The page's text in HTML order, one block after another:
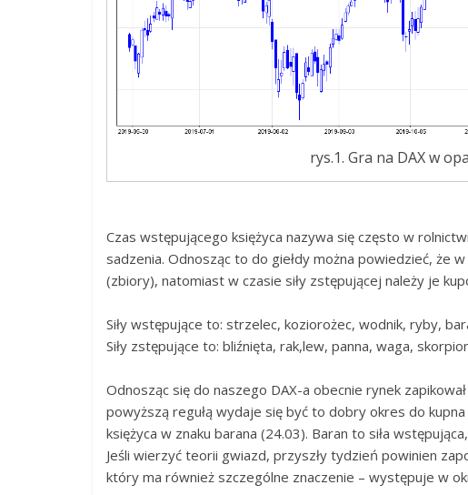
rys.1. Gra na DAX w
Czas wstępującego księżyca nazywa się często w
sadzenia. Odnosząc to do giełdy można powiedzieć, że
(zbiory), natomiast w czasie siły zstępującej należy je
Siły wstępujące to: strzelec, koziorożec, wodnik, ryby,
Siły zstępujące to: bliźnięta, rak,lew, panna, waga,
Odnosząc się do naszego DAX-a obecnie rynek
powyższą regułą wydaje się być to dobry okres do kupna
księżyca w znaku barana (24.03). Baran to siła
Jeśli wierzyć teorii gwiazd, przyszły tydzień powinien
który ma również szczególne znaczenie – występuje w